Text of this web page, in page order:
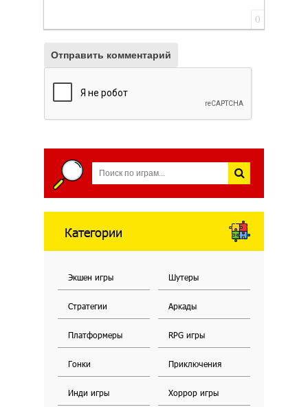
0
Отправить комментарий
Категории
Экшен игры Шутеры
Стратегии Аркады
Платформеры RPG игры
Гонки Приключения
Инди игры Хоррор игры